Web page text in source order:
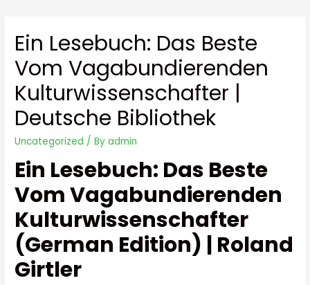
Ein Lesebuch: Das Beste
Vom Vagabundierenden
Kulturwissenschafter |
Deutsche Bibliothek
Uncategorized / Byadmin
Ein Lesebuch: Das Beste
Vom Vagabundierenden
Kulturwissenschafter
(German Edition) | Roland
Girtler